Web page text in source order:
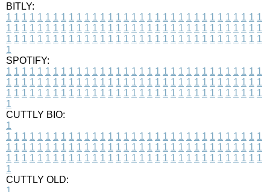
BITLY:
1 1 1 1 1 1 1 1 1 1 1 1 1 1 1 1 1 1 1 1 1 1 1 1 1 1 1 1 1 1 1 1 1
1 1 1 1 1 1 1 1 1 1 1 1 1 1 1 1 1 1 1 1 1 1 1 1 1 1 1 1 1 1 1 1 1
1 1 1 1 1 1 1 1 1 1 1 1 1 1 1 1 1 1 1 1 1 1 1 1 1 1 1 1 1 1 1 1 1
1
SPOTIFY:
1 1 1 1 1 1 1 1 1 1 1 1 1 1 1 1 1 1 1 1 1 1 1 1 1 1 1 1 1 1 1 1 1
1 1 1 1 1 1 1 1 1 1 1 1 1 1 1 1 1 1 1 1 1 1 1 1 1 1 1 1 1 1 1 1 1
1 1 1 1 1 1 1 1 1 1 1 1 1 1 1 1 1 1 1 1 1 1 1 1 1 1 1 1 1 1 1 1 1
1
CUTTLY BIO:
1
1 1 1 1 1 1 1 1 1 1 1 1 1 1 1 1 1 1 1 1 1 1 1 1 1 1 1 1 1 1 1 1 1
1 1 1 1 1 1 1 1 1 1 1 1 1 1 1 1 1 1 1 1 1 1 1 1 1 1 1 1 1 1 1 1 1
1 1 1 1 1 1 1 1 1 1 1 1 1 1 1 1 1 1 1 1 1 1 1 1 1 1 1 1 1 1 1 1 1
1
CUTTLY OLD: